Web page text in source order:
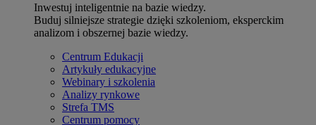
Inwestuj inteligentnie na bazie wiedzy.
Buduj silniejsze strategie dzięki szkoleniom, eksperckim
analizom i obszernej bazie wiedzy.
Centrum Edukacji
Artykuły edukacyjne
Webinary i szkolenia
Analizy rynkowe
Strefa TMS
Centrum pomocy